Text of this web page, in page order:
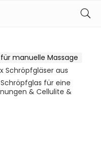
manuelle Massage
Schröpfgläser aus
für eine
& Cellulite &